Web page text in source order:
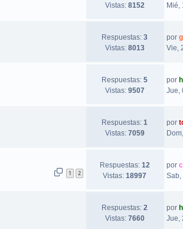
Vistas: 8152
Mié,
Respuestas:3
Vistas: 8013
por
Vie,
Respuestas:5
Vistas: 9507
por
Jue,
Respuestas:1
Vistas: 7059
por
1 2
Respuestas: 12
Vistas:18997
por
Sab,
Respuestas:2
Vistas: 7660
por
Jue,